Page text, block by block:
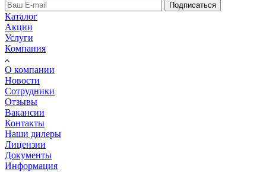
Подписаться
Каталог
Акции
Услуги
Компания
О компании
Новости
Сотрудники
Отзывы
Вакансии
Контакты
Наши дилеры
Лицензии
Документы
Информация